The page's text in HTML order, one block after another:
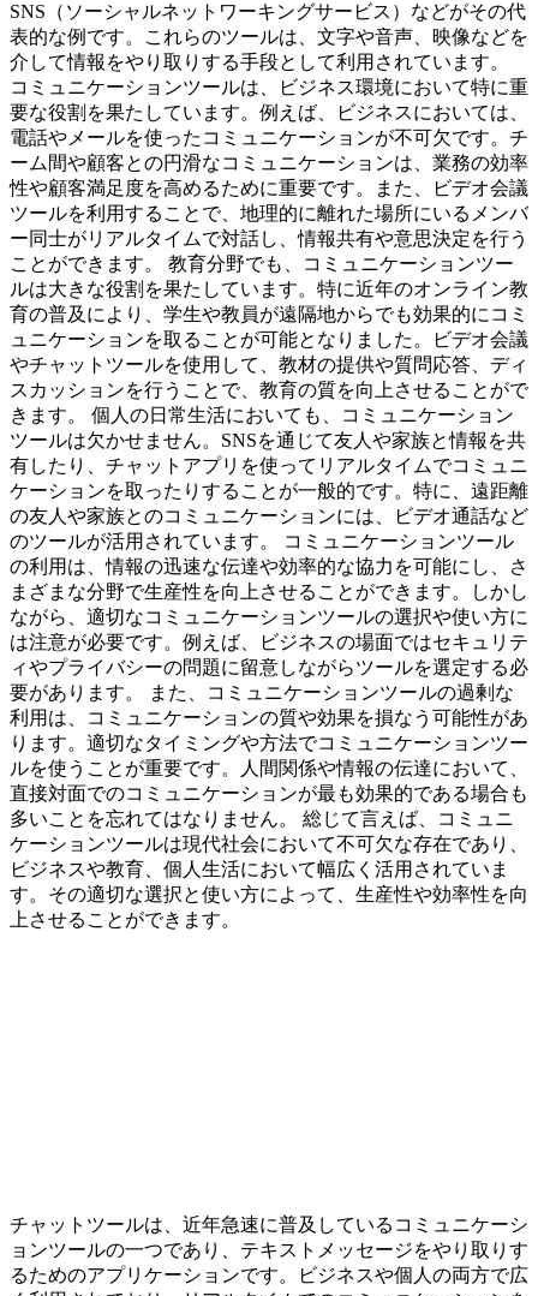
SNS（ソーシャルネットワーキングサービス）などがその代
表的な例です。これらのツールは、文字や音声、映像などを
介して情報をやり取りする手段として利用されています。
コミュニケーションツールは、ビジネス環境において特に重
要な役割を果たしています。例えば、ビジネスにおいては、
電話やメールを使ったコミュニケーションが不可欠です。チ
ーム間や顧客との円滑なコミュニケーションは、業務の効率
性や顧客満足度を高めるために重要です。また、ビデオ会議
ツールを利用することで、地理的に離れた場所にいるメンバ
ー同士がリアルタイムで対話し、情報共有や意思決定を行う
ことができます。 教育分野でも、コミュニケーションツー
ルは大きな役割を果たしています。特に近年のオンライン教
育の普及により、学生や教員が遠隔地からでも効果的にコミ
ュニケーションを取ることが可能となりました。ビデオ会議
やチャットツールを使用して、教材の提供や質問応答、ディ
スカッションを行うことで、教育の質を向上させることがで
きます。 個人の日常生活においても、コミュニケーション
ツールは欠かせません。SNSを通じて友人や家族と情報を共
有したり、チャットアプリを使ってリアルタイムでコミュニ
ケーションを取ったりすることが一般的です。特に、遠距離
の友人や家族とのコミュニケーションには、ビデオ通話など
のツールが活用されています。 コミュニケーションツール
の利用は、情報の迅速な伝達や効率的な協力を可能にし、さ
まざまな分野で生産性を向上させることができます。しかし
ながら、適切なコミュニケーションツールの選択や使い方に
は注意が必要です。例えば、ビジネスの場面ではセキュリテ
ィやプライバシーの問題に留意しながらツールを選定する必
要があります。 また、コミュニケーションツールの過剰な
利用は、コミュニケーションの質や効果を損なう可能性があ
ります。適切なタイミングや方法でコミュニケーションツー
ルを使うことが重要です。人間関係や情報の伝達において、
直接対面でのコミュニケーションが最も効果的である場合も
多いことを忘れてはなりません。 総じて言えば、コミュニ
ケーションツールは現代社会において不可欠な存在であり、
ビジネスや教育、個人生活において幅広く活用されていま
す。その適切な選択と使い方によって、生産性や効率性を向
上させることができます。
チャットツールは、近年急速に普及しているコミュニケーシ
ョンツールの一つであり、テキストメッセージをやり取りす
るためのアプリケーションです。ビジネスや個人の両方で広